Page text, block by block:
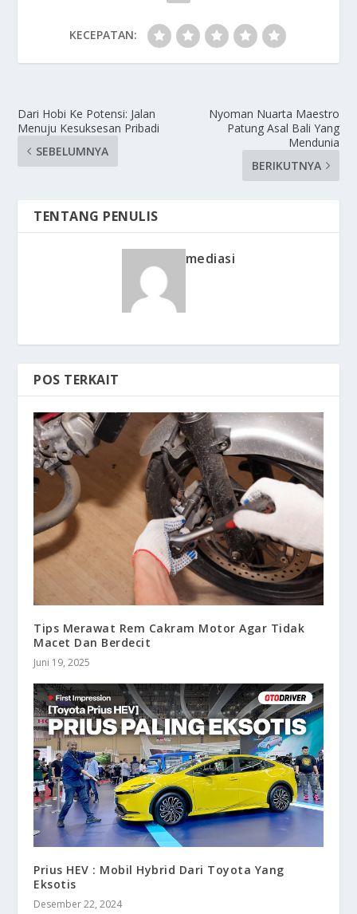
KECEPATAN:
Dari Hobi Ke Potensi: Jalan
Menuju Kesuksesan Pribadi
SEBELUMNYA
Nyoman Nuarta Maestro
Patung Asal Bali Yang
Mendunia
BERIKUTNYA
TENTANG PENULIS
mediasi
POS TERKAIT
Tips Merawat Rem Cakram Motor Agar Tidak
Macet Dan Berdecit
Juni 19, 2025
Prius HEV : Mobil Hybrid Dari Toyota Yang
Eksotis
Desember 22, 2024